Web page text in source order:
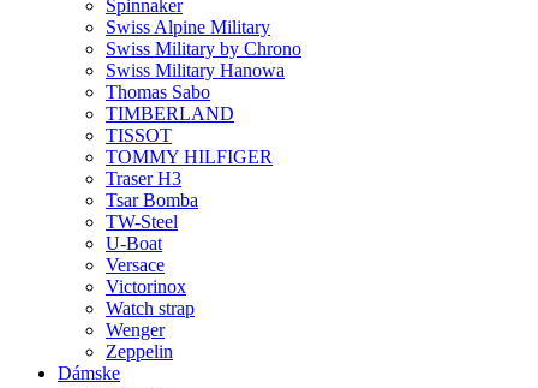
Spinnaker
Swiss Alpine Military
Swiss Military by Chrono
Swiss Military Hanowa
Thomas Sabo
TIMBERLAND
TISSOT
TOMMY HILFIGER
Traser H3
Tsar Bomba
TW-Steel
U-Boat
Versace
Victorinox
Watch strap
Wenger
Zeppelin
Dámske